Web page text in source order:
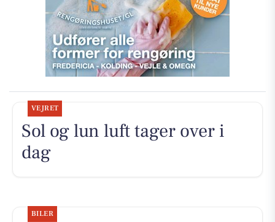
VEJRET
Sol og lun luft tager over i
dag
BILER